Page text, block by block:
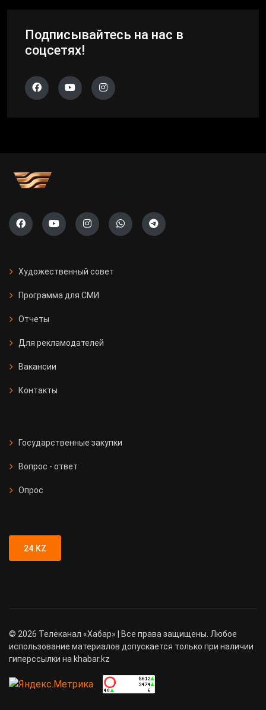
Подписывайтесь на нас в
соцсетях!
Художественный совет
Программа для СМИ
Отчеты
Для рекламодателей
Вакансии
Контакты
Государственные закупки
Вопрос - ответ
Опрос
24.KZ
© 2026 Телеканал «Хабар» | Все права защищены. Любое
использование материалов допускается только при наличии
гиперссылки на khabar.kz